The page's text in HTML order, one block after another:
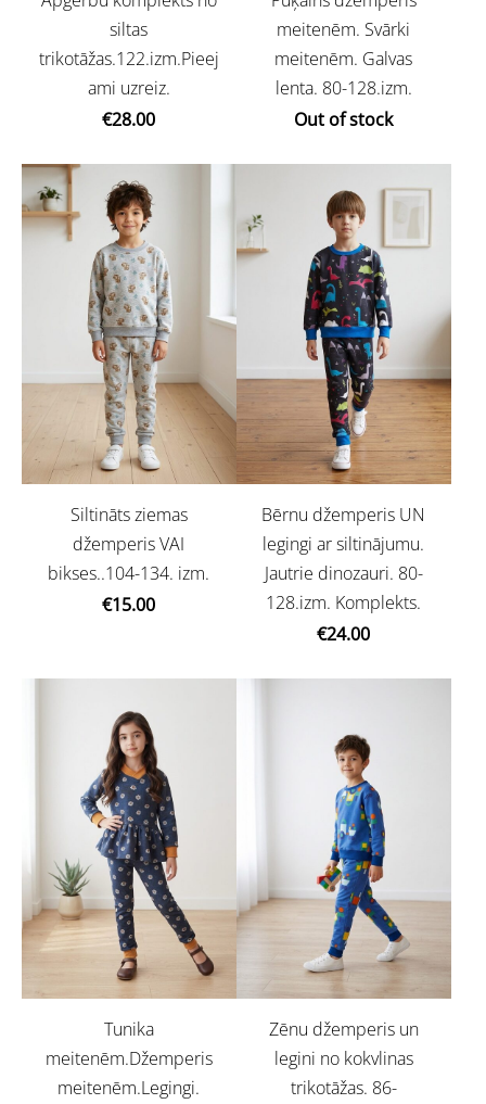
siltas
trikotāžas.122.izm.Pieej
ami uzreiz.
€28.00
meitenēm. Svārki
meitenēm. Galvas
lenta. 80-128.izm.
Out of stock
Siltināts ziemas
džemperis VAI
bikses..104-134. izm.
€15.00
Bērnu džemperis UN
legingi ar siltinājumu.
Jautrie dinozauri. 80-
128.izm. Komplekts.
€24.00
Tunika
meitenēm.Džemperis
meitenēm.Legingi.
Zēnu džemperis un
legini no kokvlinas
trikotāžas. 86-